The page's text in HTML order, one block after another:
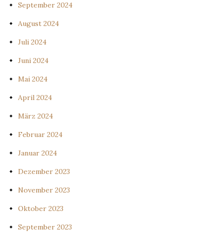
September 2024
August 2024
Juli 2024
Juni 2024
Mai 2024
April 2024
März 2024
Februar 2024
Januar 2024
Dezember 2023
November 2023
Oktober 2023
September 2023